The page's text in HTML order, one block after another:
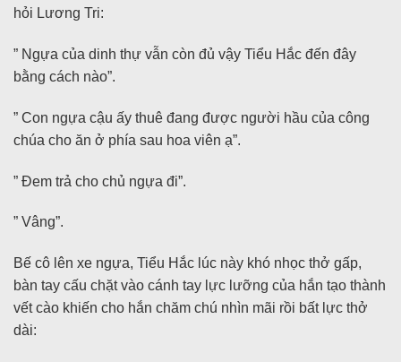
hỏi Lương Tri:
” Ngựa của dinh thự vẫn còn đủ vậy Tiểu Hắc đến đây
bằng cách nào”.
” Con ngựa cậu ấy thuê đang được người hầu của công
chúa cho ăn ở phía sau hoa viên ạ”.
” Đem trả cho chủ ngựa đi”.
” Vâng”.
Bế cô lên xe ngựa, Tiểu Hắc lúc này khó nhọc thở gấp,
bàn tay cấu chặt vào cánh tay lực lưỡng của hắn tạo thành
vết cào khiến cho hắn chăm chú nhìn mãi rồi bất lực thở
dài: